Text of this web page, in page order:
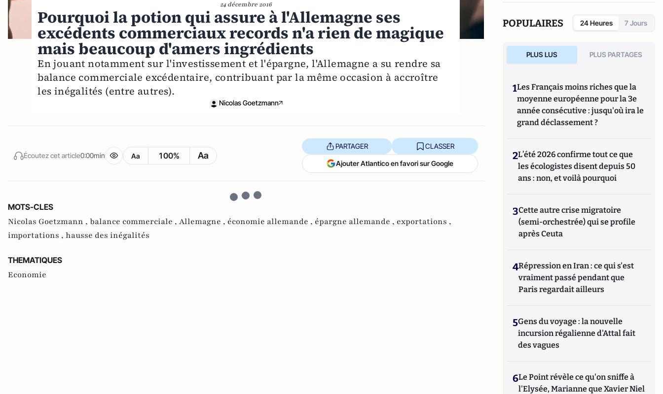
24 décembre 2016
Pourquoi la potion qui assure à l'Allemagne ses
excédents commerciaux records n'a rien de magique
mais beaucoup d'amers ingrédients
En jouant notamment sur l'investissement et l'épargne, l'Allemagne a su rendre sa
balance commerciale excédentaire, contribuant par la même occasion à accroître
les inégalités (entre autres).
Nicolas Goetzmann
Écoutez cet article0:00min Aa 100% Aa
PARTAGER CLASSER
Ajouter Atlantico en favori sur Google
MOTS-CLES
Nicolas Goetzmann , balance commerciale , Allemagne , économie allemande , épargne allemande , exportations ,
importations , hausse des inégalités
THEMATIQUES
Economie
POPULAIRES 24 Heures 7 Jours
PLUS LUS PLUS PARTAGES
1Les Français moins riches que la
moyenne européenne pour la 3e
année consécutive : jusqu'où ira le
grand déclassement ?
2L’été 2026 confirme tout ce que
les écologistes disent depuis 50
ans : non, et voilà pourquoi
3Cette autre crise migratoire
(semi-orchestrée) qui se profile
après Ceuta
4Répression en Iran : ce qui s'est
vraiment passé pendant que
Paris regardait ailleurs
5Gens du voyage : la nouvelle
incursion régalienne d'Attal fait
des vagues
6Le Point révèle ce qu'on sniffe à
l'Elysée, Marianne que Xavier Niel